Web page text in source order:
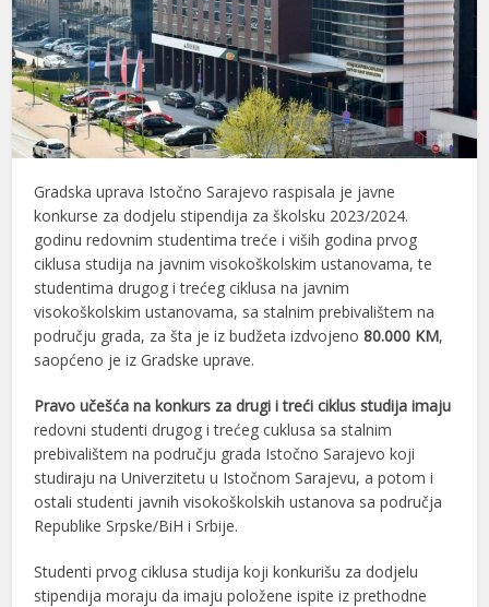
Gradska uprava Istočno Sarajevo raspisala je javne
konkurse za dodjelu stipendija za školsku 2023/2024.
godinu redovnim studentima treće i viših godina prvog
ciklusa studija na javnim visokoškolskim ustanovama, te
studentima drugog i trećeg ciklusa na javnim
visokoškolskim ustanovama, sa stalnim prebivalištem na
području grada, za šta je iz budžeta izdvojeno 80.000 KM,
saopćeno je iz Gradske uprave.
Pravo učešća na konkurs za drugi i treći ciklus studija imaju
redovni studenti drugog i trećeg cuklusa sa stalnim
prebivalištem na području grada Istočno Sarajevo koji
studiraju na Univerzitetu u Istočnom Sarajevu, a potom i
ostali studenti javnih visokoškolskih ustanova sa područja
Republike Srpske/BiH i Srbije.
Studenti prvog ciklusa studija koji konkurišu za dodjelu
stipendija moraju da imaju položene ispite iz prethodne